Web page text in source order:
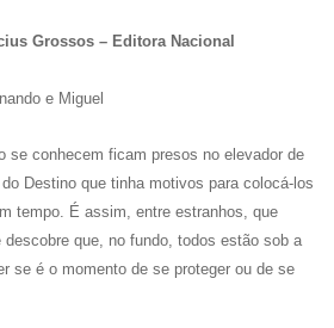
Grossos – Editora Nacional
e Miguel
se conhecem ficam presos no elevador de
Destino que tinha motivos para colocá-los
tempo. É assim, entre estranhos, que
que, no fundo, todos estão sob a
se é o momento de se proteger ou de se